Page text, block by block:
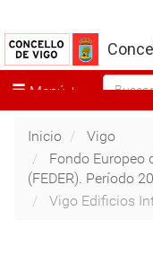
Menú
Inicio
Vigo
Fondo Europeo
(FEDER). Período
Vigo Edificios